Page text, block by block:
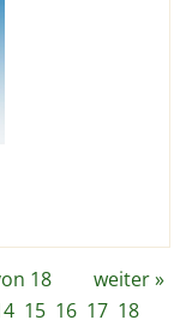
18 weiter»
15 16 17 18